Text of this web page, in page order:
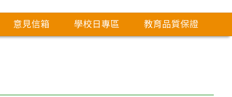
意見信箱 學校日專區 教育品質保證